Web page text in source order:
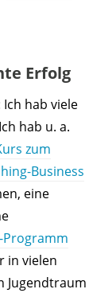
Erfolg
hab viele
hab u. a.
zum
Business
eine
in vielen
Jugendtraum